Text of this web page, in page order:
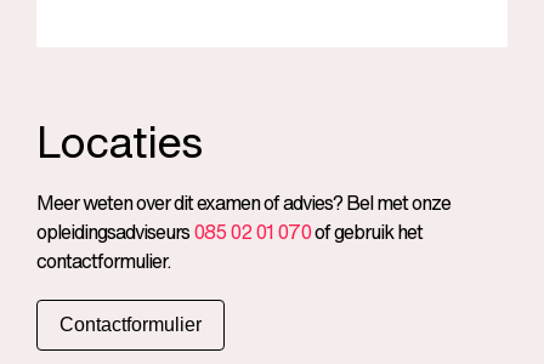
Locaties
Meer weten over dit examen of advies? Bel met onze
opleidingsadviseurs085 02 01 070of gebruik het
contactformulier.
Contactformulier